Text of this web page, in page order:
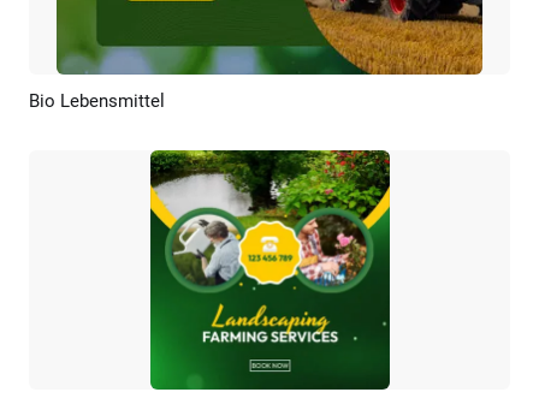
Bio Lebensmittel